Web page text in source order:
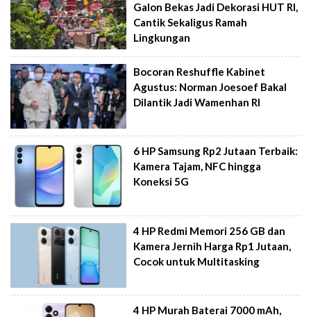
Galon Bekas Jadi Dekorasi HUT RI,
Cantik Sekaligus Ramah
Lingkungan
Bocoran Reshuffle Kabinet
Agustus: Norman Joesoef Bakal
Dilantik Jadi Wamenhan RI
6 HP Samsung Rp2 Jutaan Terbaik:
Kamera Tajam, NFC hingga
Koneksi 5G
4 HP Redmi Memori 256 GB dan
Kamera Jernih Harga Rp1 Jutaan,
Cocok untuk Multitasking
4 HP Murah Baterai 7000 mAh,